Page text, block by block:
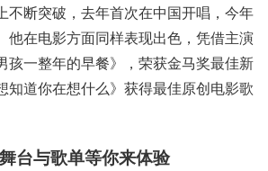
不断突破，去年首次在中国开唱，今年
他在电影方面同样表现出色，凭借主演
孩一整年的早餐》，荣获金马奖最佳新
知道你在想什么》获得最佳原创电影歌
台与歌单等你来体验